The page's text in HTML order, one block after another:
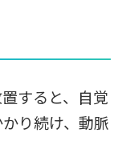
すると、自覚
り続け、動脈